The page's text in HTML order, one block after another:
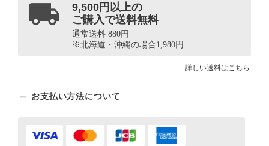
9,500円以上の
ご購入で送料無料
通常送料 880円
※北海道・沖縄の場合1,980円
詳しい送料はこちら
お支払い方法について